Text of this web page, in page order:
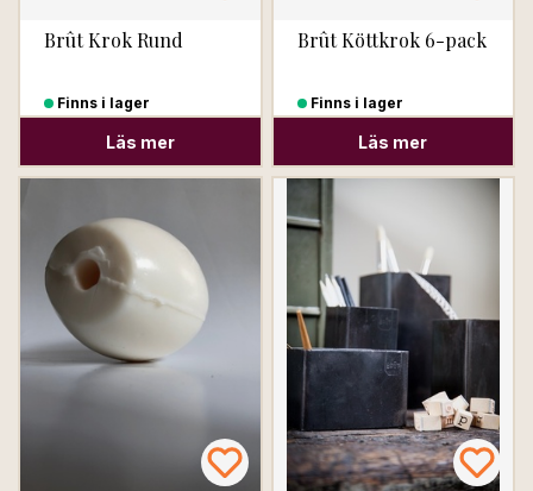
Brût Krok Rund
Finns i lager
Läs mer
Brût Köttkrok 6-pack
Finns i lager
Läs mer